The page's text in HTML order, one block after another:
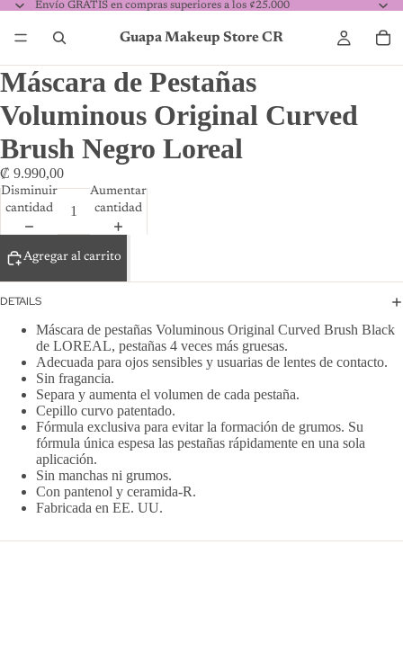
Envío GRATIS en compras superiores a los ¢25.000
Guapa Makeup Store CR
Reproducir
Máscara de Pestañas
Voluminous Original Curved
Brush Negro Loreal
₡ 9.990,00
Disminuir
cantidad
Aumentar
cantidad
Agregar al carrito
DETAILS
Máscara de pestañas Voluminous Original Curved Brush Black
de LOREAL, pestañas 4 veces más gruesas.
Adecuada para ojos sensibles y usuarias de lentes de contacto.
Sin fragancia.
Separa y aumenta el volumen de cada pestaña.
Cepillo curvo patentado.
Fórmula exclusiva para evitar la formación de grumos. Su
fórmula única espesa las pestañas rápidamente en una sola
aplicación.
Sin manchas ni grumos.
Con pantenol y ceramida-R.
Fabricada en EE. UU.